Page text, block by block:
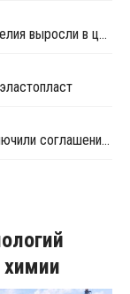
В России резиновые и пластмассовые изделия выросли в цене на 8,3%
Rehau и российская компания "Бофор" заключили соглашение о сотрудничестве
химии